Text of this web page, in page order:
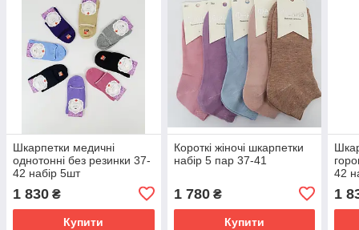
Шкарпетки медичні
однотонні без резинки 37-
42 набір 5шт
1 830 ₴
Купити
Короткі жіночі шкарпетки
набір 5 пар 37-41
1 780₴
Купити
42
1